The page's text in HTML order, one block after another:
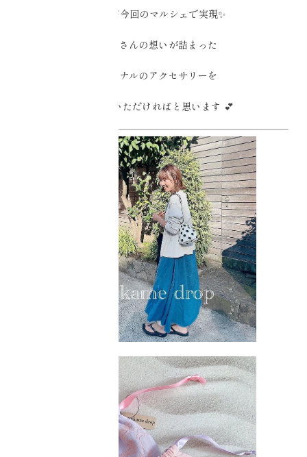
その夢が今回のマルシェで実現✨
すみれさんの想いが詰まった
オリジナルのアクセサリーを
ぜひご覧いただければと思います 💕